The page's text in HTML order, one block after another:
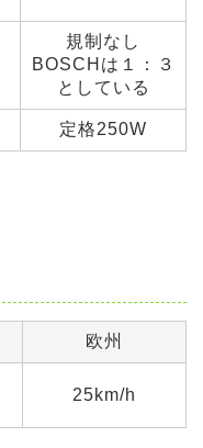
規制なし
BOSCHは１：３
としている
定格250W
欧州
25km/h